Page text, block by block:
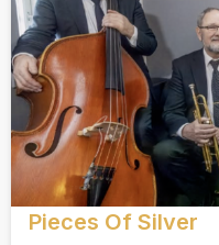
Pieces Of Silver